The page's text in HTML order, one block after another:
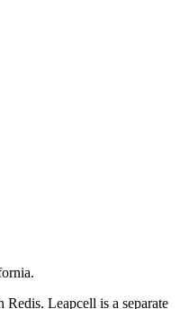
Leapcell is a separate